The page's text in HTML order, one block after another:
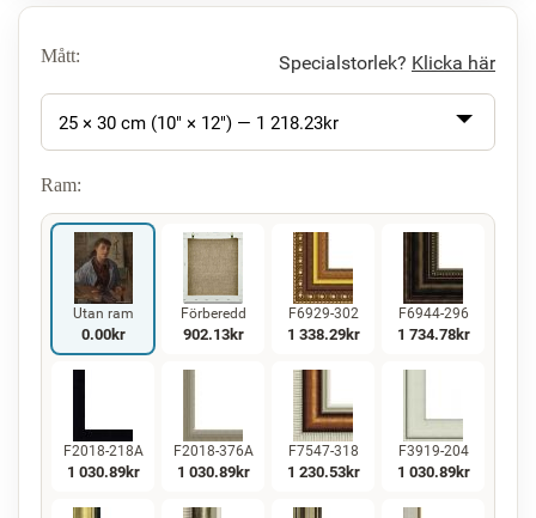
Mått: Specialstorlek? Klicka här
25 × 30 cm (10" × 12") — 1 218.23kr
Ram:
Utan ram
0.00kr
Förberedd
902.13kr
F6929-302
1 338.29kr
F6944-296
1 734.78kr
F2018-218A
1 030.89kr
F2018-376A
1 030.89kr
F7547-318
1 230.53kr
F3919-204
1 030.89kr